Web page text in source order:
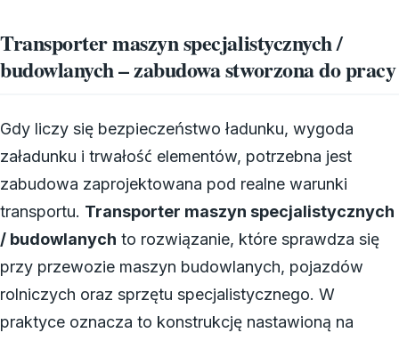
Transporter maszyn specjalistycznych /
budowlanych – zabudowa stworzona do pracy
Gdy liczy się bezpieczeństwo ładunku, wygoda
załadunku i trwałość elementów, potrzebna jest
zabudowa zaprojektowana pod realne warunki
transportu. Transporter maszyn specjalistycznych
/ budowlanych to rozwiązanie, które sprawdza się
przy przewozie maszyn budowlanych, pojazdów
rolniczych oraz sprzętu specjalistycznego. W
praktyce oznacza to konstrukcję nastawioną na